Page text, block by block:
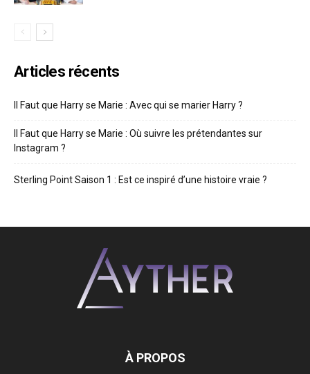
Articles récents
Il Faut que Harry se Marie : Avec qui se marier Harry ?
Il Faut que Harry se Marie : Où suivre les prétendantes sur
Instagram ?
Sterling Point Saison 1 : Est ce inspiré d’une histoire vraie ?
À PROPOS